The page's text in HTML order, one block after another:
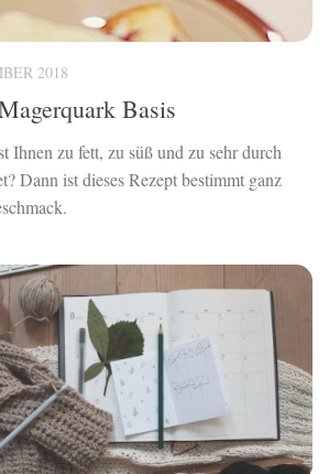
2018
Basis
Ihnen zu fett, zu süß und zu sehr durch
Dann ist dieses Rezept bestimmt ganz